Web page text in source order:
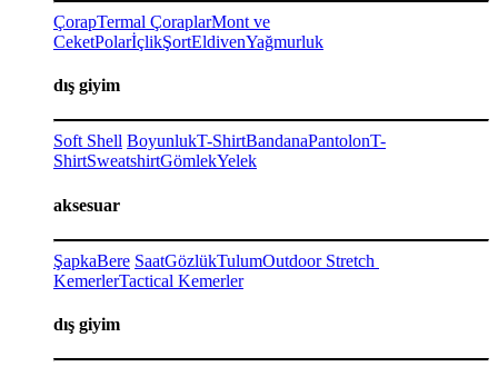
ÇorapTermal ÇoraplarMont ve
CeketPolarİçlikŞortEldivenYağmurluk
dış giyim
Soft Shell BoyunlukT-ShirtBandanaPantolonT-
ShirtSweatshirtGömlekYelek
aksesuar
ŞapkaBere SaatGözlükTulumOutdoor Stretch
KemerlerTactical Kemerler
dış giyim